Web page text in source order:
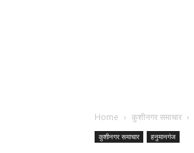
Home कुशीनगर समाचार
कुशीनगर समाचार हनुमानगंज